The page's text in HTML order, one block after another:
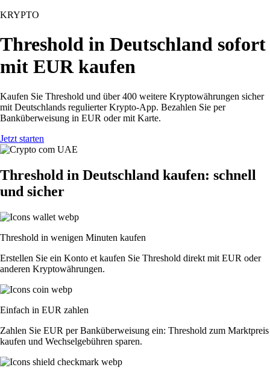
KRYPTO
Threshold in Deutschland sofort
mit EUR kaufen
Kaufen Sie Threshold und über 400 weitere Kryptowährungen sicher
mit Deutschlands regulierter Krypto-App. Bezahlen Sie per
Banküberweisung in EUR oder mit Karte.
Jetzt starten
Threshold in Deutschland kaufen: schnell
und sicher
Threshold in wenigen Minuten kaufen
Erstellen Sie ein Konto et kaufen Sie Threshold direkt mit EUR oder
anderen Kryptowährungen.
Einfach in EUR zahlen
Zahlen Sie EUR per Banküberweisung ein: Threshold zum Marktpreis
kaufen und Wechselgebühren sparen.